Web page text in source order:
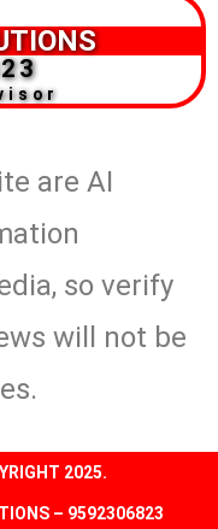
are AI
so verify
will not be
2025.
– 9592306823